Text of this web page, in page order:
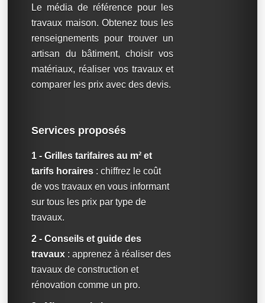
Le média de référence pour les
travaux maison. Obtenez tous les
renseignements pour trouver un
artisan du bâtiment, choisir vos
matériaux, réaliser vos travaux et
comparer les prix avec des devis.
Services proposés
1 - Grilles tarifaires au m² et
tarifs horaires : chiffrez le coût
de vos travaux en vous informant
sur tous les prix par type de
travaux.
2 - Conseils et guide des
travaux : apprenez à réaliser des
travaux de construction et
rénovation comme un pro.